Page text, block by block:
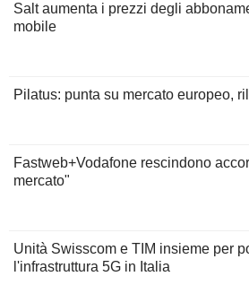
Salt aumenta i prezzi degli
mobile
Pilatus: punta su mercato europeo,
Fastweb+Vodafone rescindono
mercato"
Unità Swisscom e TIM insieme per
l'infrastruttura 5G in Italia